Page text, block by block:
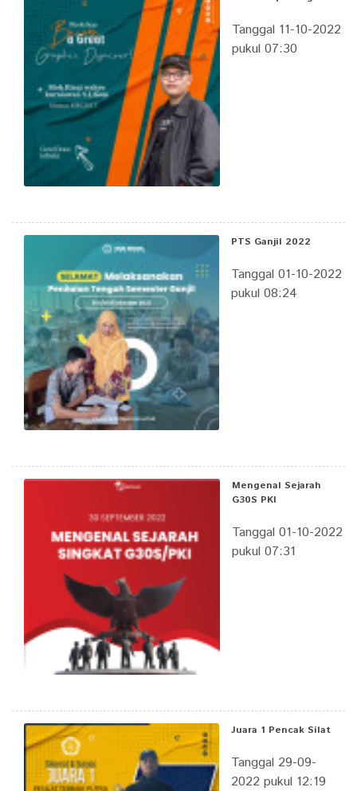
Tanggal 11-10-2022
pukul 07:30
PTS Ganjil 2022
Tanggal 01-10-2022
pukul 08:24
Mengenal Sejarah
G30S PKI
Tanggal 01-10-2022
pukul 07:31
Juara 1 Pencak Silat
Tanggal 29-09-
2022 pukul 12:19